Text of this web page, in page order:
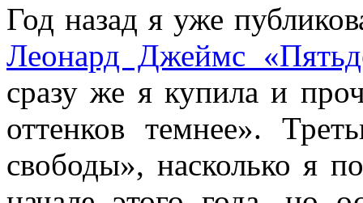
Год назад я уже
Леонард Джеймс
сразу же я купила и
оттенков темнее».
свободы», насколько я